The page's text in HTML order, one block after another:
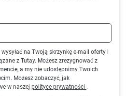
na Twoją skrzynkę e-mail oferty i
z Tutay. Możesz zrezygnować z
a my nie udostępnimy Twoich
Możesz zobaczyć, jak
w naszej polityce prywatności .